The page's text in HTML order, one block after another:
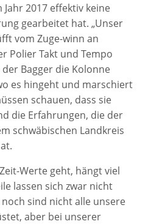
Jahr 2017 effektiv keine
gearbeitet hat. „Unser
vom Zuge-winn an
Polier Takt und Tempo
Bagger die Kolonne
es hingeht und marschiert
schauen, dass sie
die Erfahrungen, die der
schwäbischen Landkreis
Werte geht, hängt viel
lassen sich zwar nicht
sind nicht alle unsere
aber bei unserer